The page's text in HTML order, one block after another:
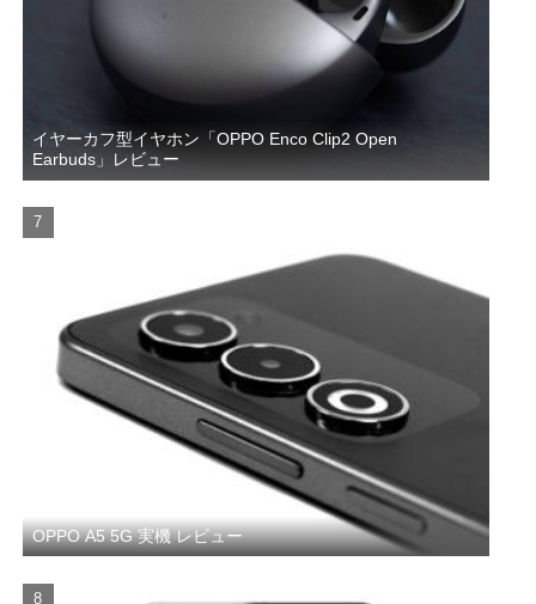
イヤーカフ型イヤホン「OPPO Enco Clip2 Open
Earbuds」レビュー
OPPO A5 5G 実機 レビュー